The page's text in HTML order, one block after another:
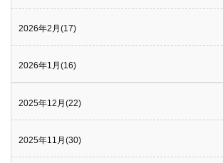
2026年2月(17)
2026年1月(16)
2025年12月(22)
2025年11月(30)